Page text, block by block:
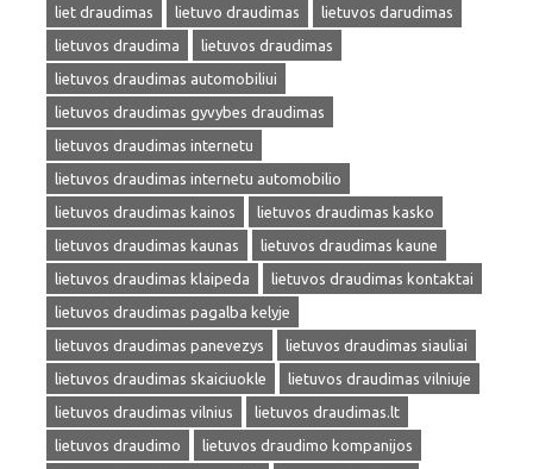
liet draudimas
lietuvo draudimas
lietuvos darudimas
lietuvos draudima
lietuvos draudimas
lietuvos draudimas automobiliui
lietuvos draudimas gyvybes draudimas
lietuvos draudimas internetu
lietuvos draudimas internetu automobilio
lietuvos draudimas kainos
lietuvos draudimas kasko
lietuvos draudimas kaunas
lietuvos draudimas kaune
lietuvos draudimas klaipeda
lietuvos draudimas kontaktai
lietuvos draudimas pagalba kelyje
lietuvos draudimas panevezys
lietuvos draudimas siauliai
lietuvos draudimas skaiciuokle
lietuvos draudimas vilniuje
lietuvos draudimas vilnius
lietuvos draudimas.lt
lietuvos draudimo
lietuvos draudimo kompanijos